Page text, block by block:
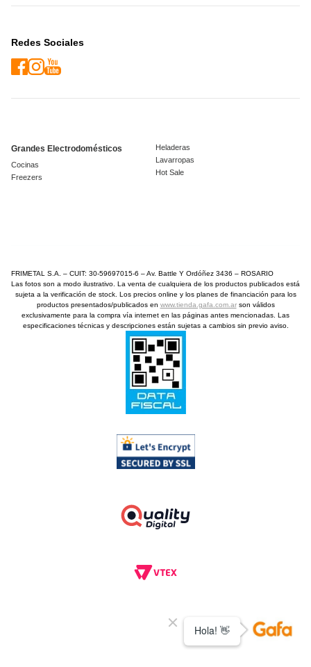
Redes Sociales
Grandes Electrodomésticos
Cocinas
Freezers
Heladeras
Lavarropas
Hot Sale
FRIMETAL S.A. – CUIT: 30-59697015-6 – Av. Battle Y Ordóñez 3436 – ROSARIO
Las fotos son a modo ilustrativo. La venta de cualquiera de los productos publicados está
sujeta a la verificación de stock. Los precios online y los planes de financiación para los
productos presentados/publicados en www.tienda.gafa.com.arson válidos
exclusivamente para la compra vía internet en las páginas antes mencionadas. Las
especificaciones técnicas y descripciones están sujetas a cambios sin previo aviso.